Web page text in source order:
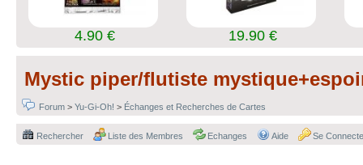
4.90 € 19.90 €
Mystic piper/flutiste
Forum > Yu-Gi-Oh! > Échanges et Recherches de Cartes
Rechercher Liste des Membres Echanges Aide Se